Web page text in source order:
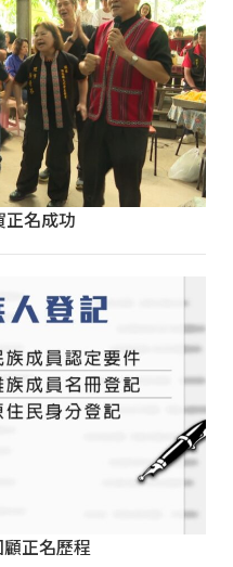
名成功
正名歷程